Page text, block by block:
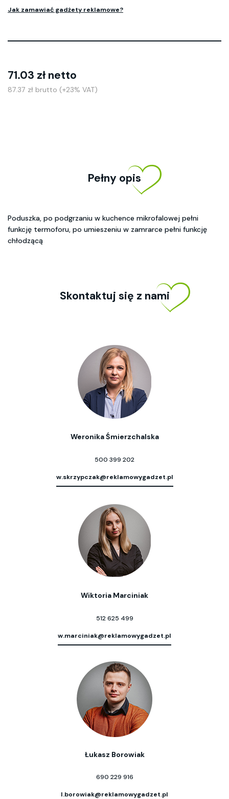
Jak zamawiać gadżety reklamowe?
71.03 zł netto
87.37 zł brutto (+23% VAT)
Pełny opis
Poduszka, po podgrzaniu w kuchence mikrofalowej pełni
funkcję termoforu, po umieszeniu w zamrarce pełni funkcję
chłodzącą
Skontaktuj się z nami
Weronika Śmierzchalska
500 399 202
w.skrzypczak@reklamowygadzet.pl
Wiktoria Marciniak
512 625 499
w.marciniak@reklamowygadzet.pl
Łukasz Borowiak
690 229 916
l.borowiak@reklamowygadzet.pl